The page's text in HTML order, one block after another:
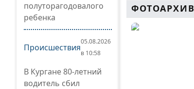
полуторагодовалого
ребенка
Происшествия
05.08.2026
в 10:58
В Кургане 80-летний
водитель сбил
ФОТОАРХИВ